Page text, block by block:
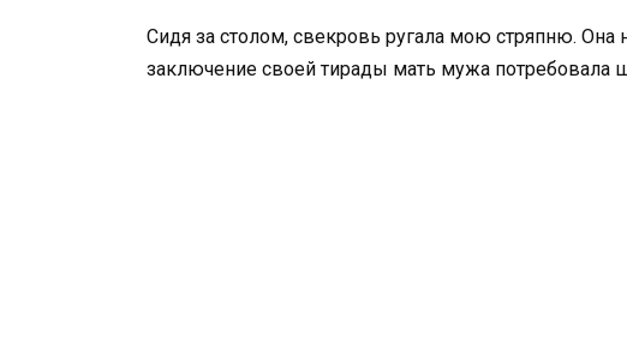
Сидя за столом, свекровь ругала мою стряпню.
заключение своей тирады мать мужа потребовала